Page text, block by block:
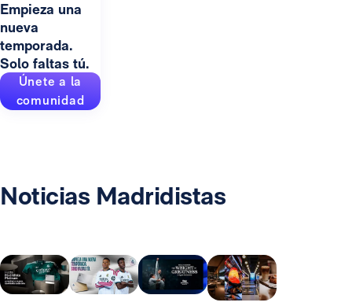
Empieza una
nueva
temporada.
Solo faltas tú.
Únete a la
comunidad
Noticias Madridistas